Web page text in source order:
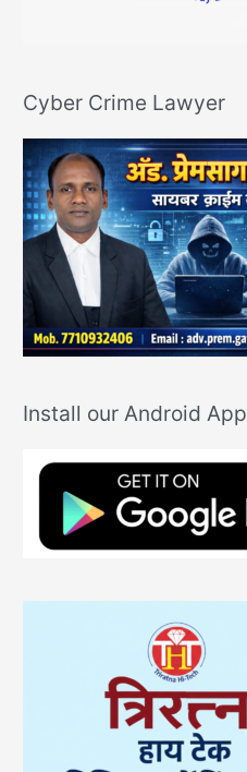
Cyber Crime Lawyer
Install our Android App